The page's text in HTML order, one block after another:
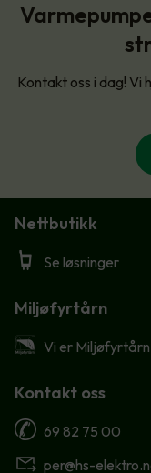
Kontakt oss i dag! Vi
Nettbutikk
Se løsninger
Miljøfyrtårn
Vi er
Kontakt oss
69 82 75 00
per@hs-